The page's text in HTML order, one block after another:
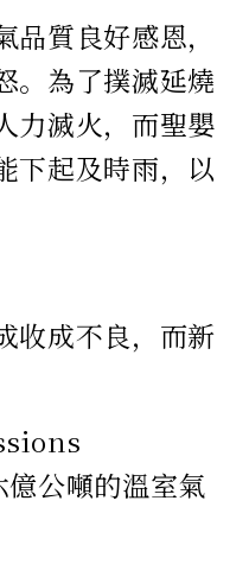
質良好感恩，
。為了撲滅延燒
力滅火，而聖嬰
下起及時雨，以
收成不良，而新
公噸的溫室氣